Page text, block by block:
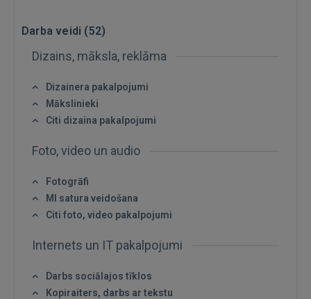
IENĀKT
Aizmirsāt paroli?
Darba veidi (52)
Dizains, māksla, reklāma
Dizainera pakalpojumi
Mākslinieki
Citi dizaina pakalpojumi
Foto, video un audio
Fotogrāfi
MI satura veidošana
Citi foto, video pakalpojumi
Internets un IT pakalpojumi
Darbs sociālajos tīklos
Kopiraiters, darbs ar tekstu